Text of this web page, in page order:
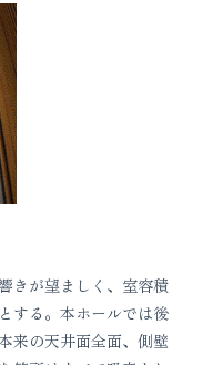
きが望ましく、室容積
する。本ホールでは後
来の天井面全面、側壁